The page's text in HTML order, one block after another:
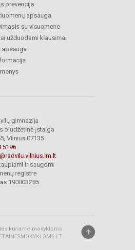
prevencija
apsauga
su visuomene
užduodami klausimai
apsauga
gimnazija
biudžetinė įstaiga
Vilnius 07135
5196
ir saugomi
registre
190003285
kuriame mokykloms